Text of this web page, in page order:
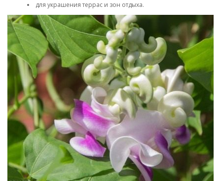
для украшения террас и зон отдыха.